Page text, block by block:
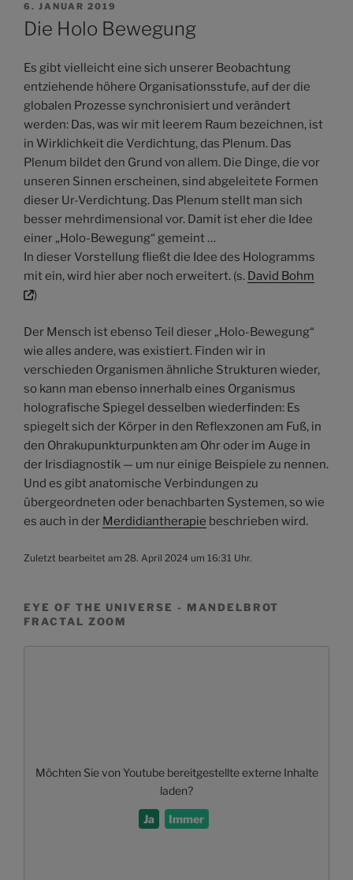
VERÖFFENTLICHT
AM
6. JANUAR 2019
Die Holo Bewegung
Es gibt vielleicht eine sich unserer Beobachtung
entziehende höhere Organisationsstufe, auf der die
globalen Prozesse synchronisiert und verändert
werden: Das, was wir mit leerem Raum bezeichnen, ist
in Wirklichkeit die Verdichtung, das Plenum. Das
Plenum bildet den Grund von allem. Die Dinge, die vor
unseren Sinnen erscheinen, sind abgeleitete Formen
dieser Ur-Verdichtung. Das Plenum stellt man sich
besser mehrdimensional vor. Damit ist eher die Idee
einer „Holo-Bewegung“ gemeint …
In dieser Vorstellung fließt die Idee des Hologramms
mit ein, wird hier aber noch erweitert. (s. David Bohm
)
Der Mensch ist ebenso Teil dieser „Holo-Bewegung“
wie alles andere, was existiert. Finden wir in
verschieden Organismen ähnliche Strukturen wieder,
so kann man ebenso innerhalb eines Organismus
holografische Spiegel desselben wiederfinden: Es
spiegelt sich der Körper in den Reflexzonen am Fuß, in
den Ohrakupunkturpunkten am Ohr oder im Auge in
der Irisdiagnostik — um nur einige Beispiele zu nennen.
Und es gibt anatomische Verbindungen zu
übergeordneten oder benachbarten Systemen, so wie
es auch in der Merdidiantherapie beschrieben wird.
Zuletzt bearbeitet am 28. April 2024 um 16:31 Uhr.
EYE OF THE UNIVERSE - MANDELBROT
FRACTAL ZOOM
Möchten Sie von Youtubebereitgestellte externe Inhalte
laden?
Ja Immer